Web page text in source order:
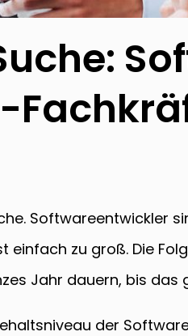
Softwareentwickler
einfach zu groß. Die
Jahr dauern, bis das
der